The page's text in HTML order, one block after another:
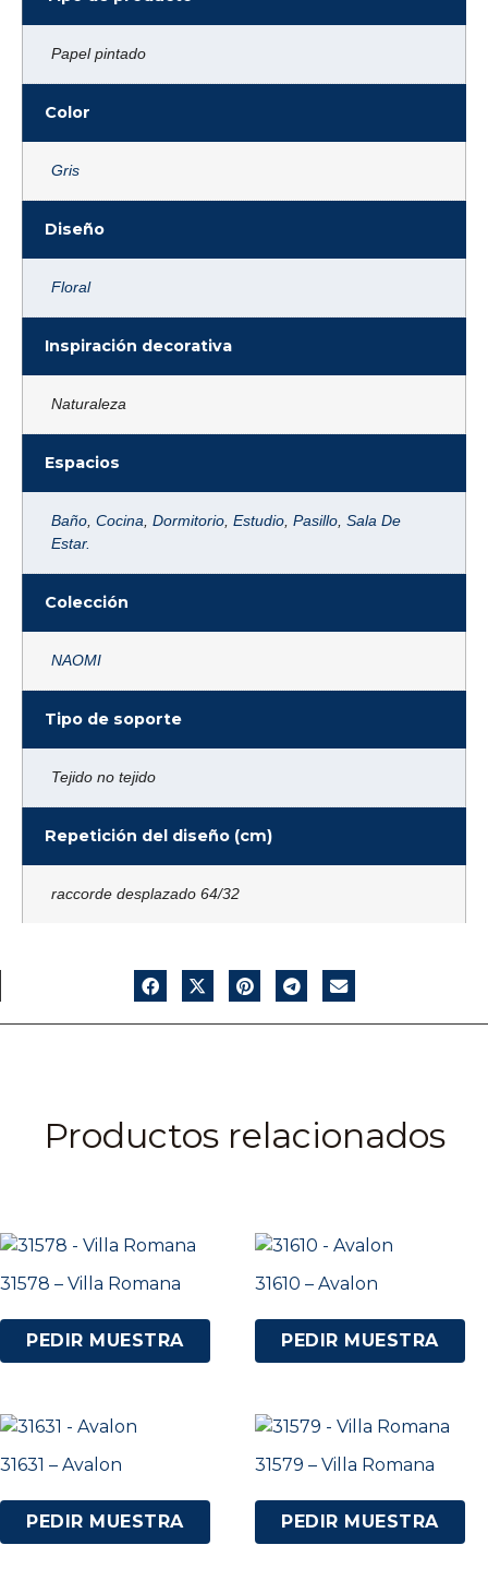
Papel pintado
Color
Gris
Diseño
Floral
Inspiración decorativa
Naturaleza
Espacios
Baño Cocina Dormitorio Estudio Pasillo Sala De
Estar.
Colección
NAOMI
Tipo de soporte
Tejido no tejido
Repetición del diseño (cm)
raccorde desplazado 64/32
Productos relacionados
31578 – Villa Romana
PEDIR MUESTRA
31610 – Avalon
PEDIR MUESTRA
31631 – Avalon
PEDIR MUESTRA
31579 – Villa Romana
PEDIR MUESTRA